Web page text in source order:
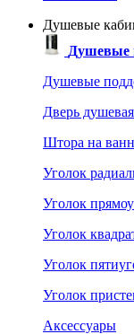
Душевые
Душевые
Душевые
Дверь душевая
Штора на
Уголок
Уголок
Уголок
Уголок
Уголок
Аксессуары